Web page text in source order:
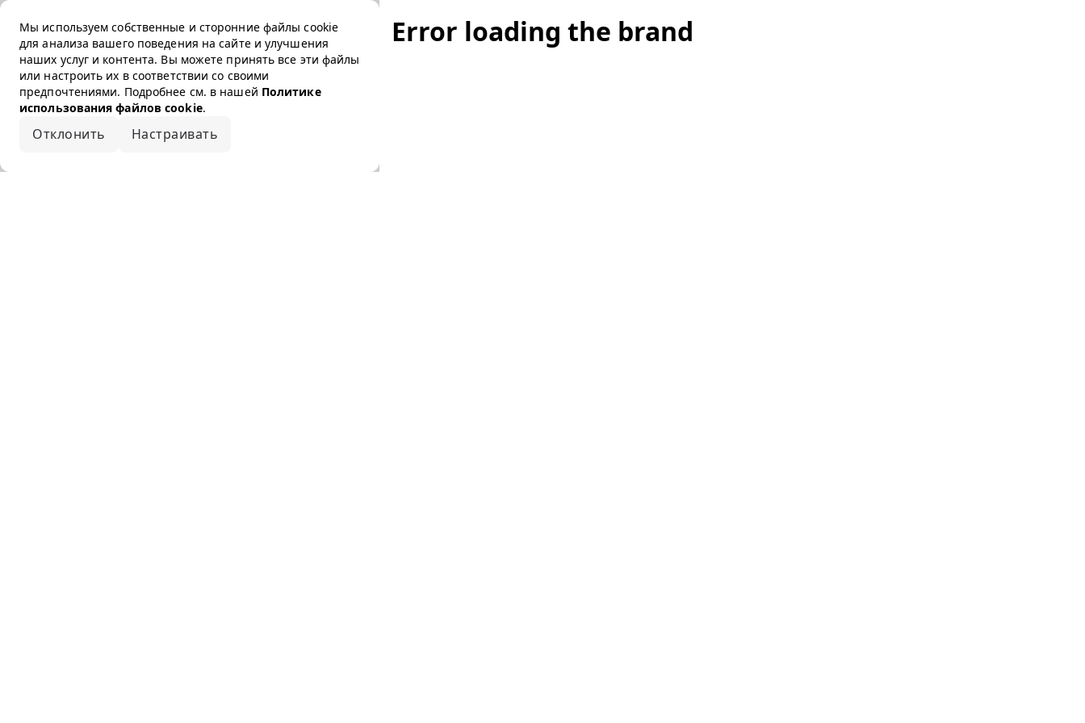
Мы используем собственные и сторонние файлы cookie
для анализа вашего поведения на сайте и улучшения
наших услуг и контента. Вы можете принять все эти файлы
или настроить их в соответствии со своими
предпочтениями. Подробнее см. в нашей Политике
использования файлов cookie.
Отклонить Настраивать
Error loading the brand